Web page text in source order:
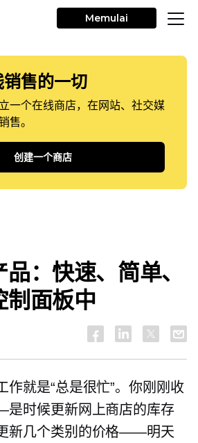
Memulai
售的一切
一个在线商店，在网站、社交媒
售。
创建一个商店
：快速、简单、
制面板中
作就是“总是很忙”。你刚刚收
时候更新网上商店的库存
新几个类别的价格——明天